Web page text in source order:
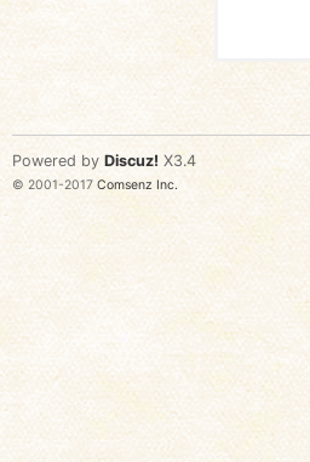
Powered by Discuz! X3.4
© 2001-2017 Comsenz Inc.